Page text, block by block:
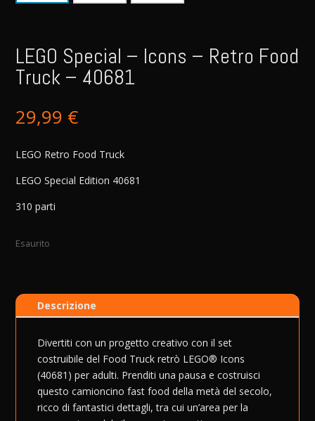
LEGO Special – Icons – Retro Food
Truck – 40681
29,99 €
LEGO Retro Food Truck
LEGO Special Edition 40681
310 parti
Esaurito
Descrizione
Divertiti con un progetto creativo con il set
costruibile del Food Truck retrò LEGO® Icons
(40681) per adulti. Prenditi una pausa e costruisci
questo camioncino fast food della metà del secolo,
ricco di fantastici dettagli, tra cui un’area per la